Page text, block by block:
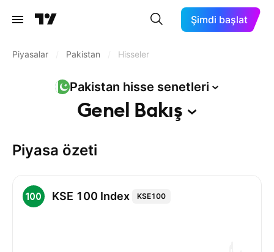
Şimdi başlat
Piyasalar Pakistan Hisseler
Pakistan hisse senetleri
Genel Bakış
Piyasa özeti
KSE 100 Index KSE100